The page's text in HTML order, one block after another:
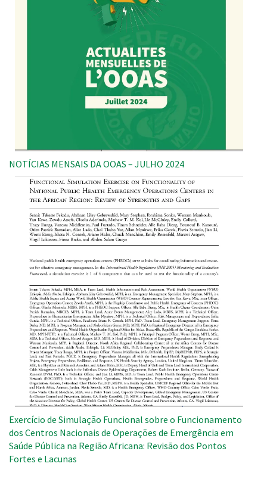
NOTÍCIAS MENSAIS DA OOAS – JULHO 2024
Exercício de Simulação Funcional sobre o Funcionamento
dos Centros Nacionais de Operações de Emergência em
Saúde Pública na Região Africana: Revisão dos Pontos
Fortes e Lacunas